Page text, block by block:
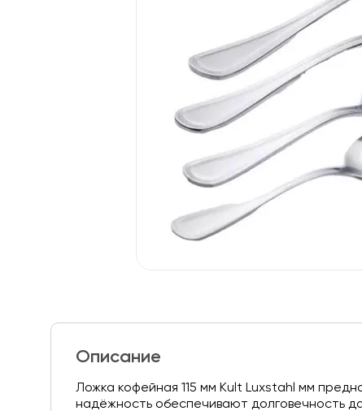
Описание
Ложка кофейная 115 мм Kult Luxstahl мм
надёжность обеспечивают долговечность